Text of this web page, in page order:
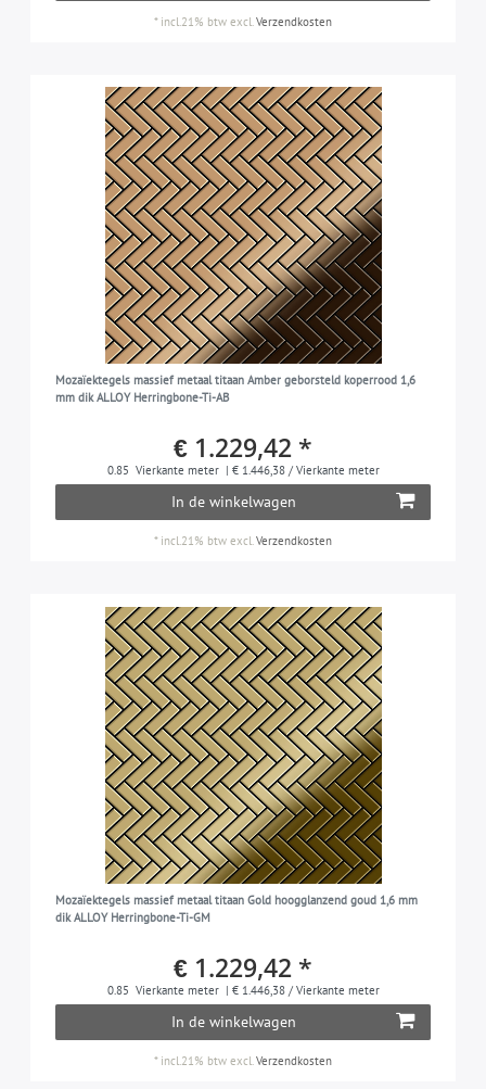
* incl.21% btw excl.Verzendkosten
Mozaïektegels massief metaal titaan Amber geborsteld koperrood 1,6
mm dik ALLOY Herringbone-Ti-AB
€ 1.229,42 *
0.85 Vierkante meter | € 1.446,38 / Vierkante meter
In de winkelwagen
* incl.21% btw excl.Verzendkosten
Mozaïektegels massief metaal titaan Gold hoogglanzend goud 1,6 mm
dik ALLOY Herringbone-Ti-GM
€ 1.229,42 *
0.85 Vierkante meter | € 1.446,38 / Vierkante meter
In de winkelwagen
* incl.21% btw excl. Verzendkosten